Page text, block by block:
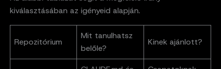
kiválasztásában az igényeid alapján.
Repozitórium
Mit tanulhatsz
belőle?
Kinek ajánlott?